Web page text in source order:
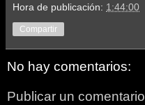
Hora de publicación: 1:44:00
Compartir
No hay comentarios:
Publicar un comentario